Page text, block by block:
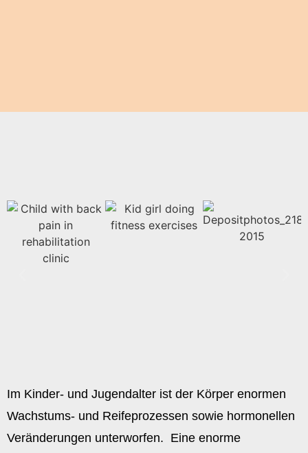
Im Kinder- und Jugendalter ist der Körper enormen
Wachstums- und Reifeprozessen sowie hormonellen
Veränderungen unterworfen. Eine enorme